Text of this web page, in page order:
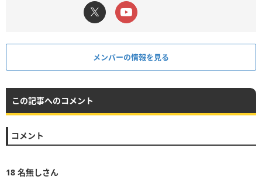
メンバーの情報を見る
この記事へのコメント
コメント
18 名無しさん